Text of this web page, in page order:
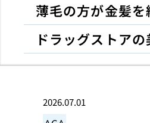
薄毛の方が金髪
ドラッグストア
2026.07.01